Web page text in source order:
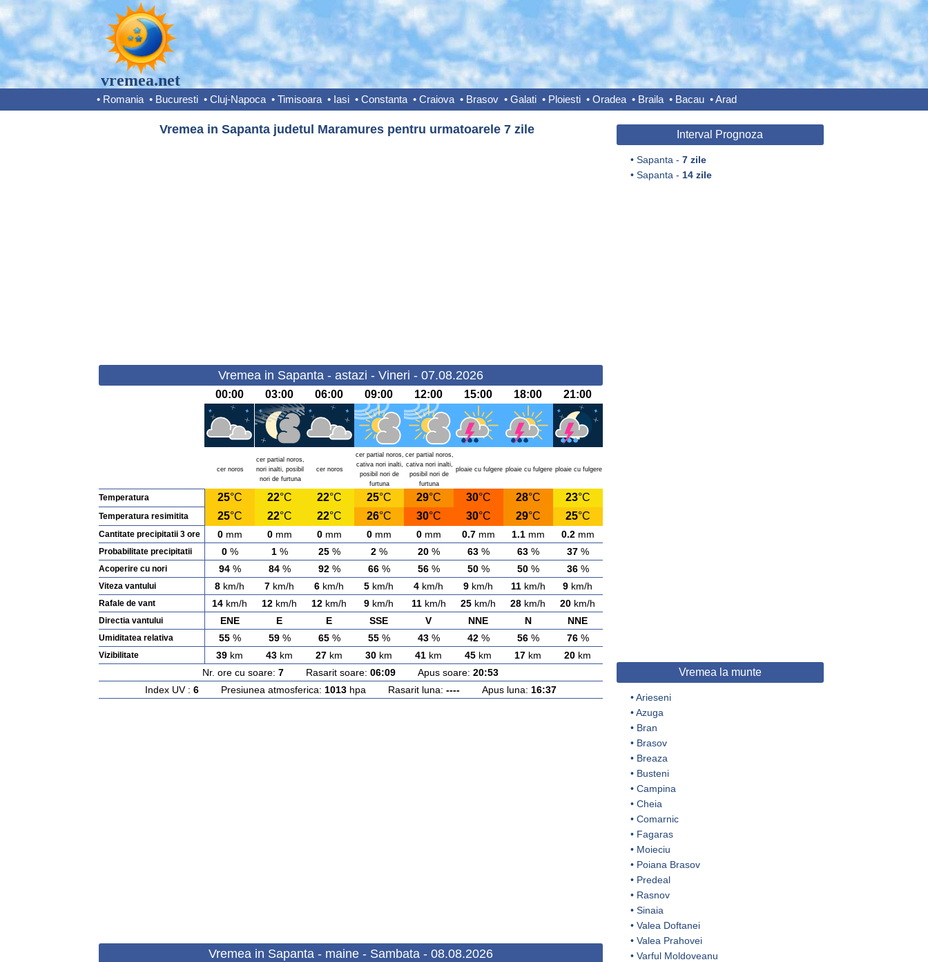
vremea.net
• Romania • Bucuresti • Cluj-Napoca • Timisoara • Iasi • Constanta • Craiova • Brasov • Galati • Ploiesti • Oradea • Braila • Bacau •Arad
Vremea in Sapanta judetul Maramures pentru urmatoarele 7 zile
Vremea in Sapanta - astazi - Vineri - 07.08.2026
00:00 03:00 06:00 09:00 12:00 15:00 18:00 21:00
cer noros
cer partial noros,
nori inalti, posibil
nori de furtuna
cer noros
cer partial noros,
cativa nori inalti,
posibil nori de
furtuna
cer partial noros,
cativa nori inalti,
posibil nori de
furtuna
ploaie cu fulgere ploaie cu fulgere ploaie cu fulgere
Temperatura 25°C 22°C 22°C 25°C 29°C 30°C 28°C 23°C
Temperatura resimitita 25°C 22°C 22°C 26°C 30°C 30°C 29°C 25°C
Cantitate precipitatii 3 ore 0mm 0mm 0mm 0mm 0mm 0.7mm 1.1mm 0.2mm
Probabilitate precipitatii 0% 1% 25% 2% 20% 63% 63% 37%
Acoperire cu nori 94% 84% 92% 66% 56% 50% 50% 36%
Viteza vantului 8 km/h 7 km/h 6 km/h 5 km/h 4 km/h 9 km/h 11km/h 9 km/h
Rafale de vant 14 km/h 12 km/h 12 km/h 9 km/h 11km/h 25 km/h 28 km/h 20 km/h
Directia vantului ENE E E SSE V NNE N NNE
Umiditatea relativa 55% 59% 65% 55% 43% 42% 56% 76%
Vizibilitate 39 km 43 km 27 km 30 km 41 km 45 km 17 km 20 km
Nr. ore cu soare: 7 Rasarit soare: 06:09 Apus soare: 20:53
Index UV : 6Presiunea atmosferica: 1013hpa Rasarit luna: ----Apus luna: 16:37
Vremea in Sapanta - maine - Sambata - 08.08.2026
Interval Prognoza
• Sapanta - 7 zile
• Sapanta - 14 zile
Vremea la munte
•Arieseni
•Azuga
• Bran
• Brasov
• Breaza
• Busteni
• Campina
• Cheia
• Comarnic
• Fagaras
• Moieciu
• Poiana Brasov
• Predeal
• Rasnov
• Sinaia
• Valea Doftanei
• Valea Prahovei
• Varful Moldoveanu